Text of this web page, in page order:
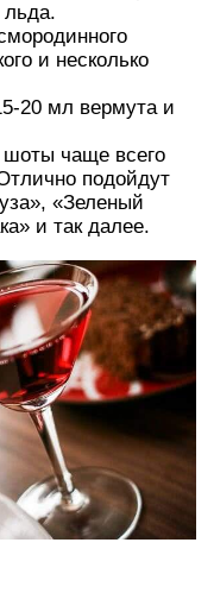
и несколько
20 мл вермута и
чаще всего
подойдут
«Зеленый
и так далее.